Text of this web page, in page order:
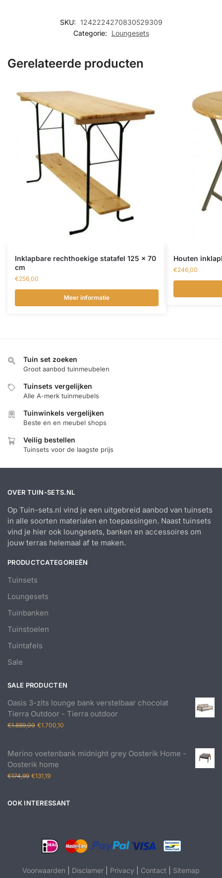
SKU: 1242224270830529309
Categorie:
Loungesets
Gerelateerde producten
Inklapbare rechthoekige statafel 125 x 70
cm
€256,00
Meer informatie
Houten
€246,00
Tuin set zoeken
Groot aanbod tuinmeubelen
Tuinsets vergelijken
Alle A-merk tuinmeubels
Tuinwinkels vergelijken
Beste en en meubel shops
Veilig bestellen
Tuinsets voor de laagste prijs
OVER TUIN-SETS.NL
Op Tuin-sets.nl vind je een uitgebreid aanbod van tuinsets
in alle soorten materialen en toepassingen. Naast tuinsets
vind je hier ook loungesets, banken en accessoires om
jouw terras helemaal af te maken.
PRODUCTCATEGORIEËN
Tuinsets
Loungesets
Tuinbanken
Tuinstoelen
Tuintafels
Sale
SALE PRODUCTEN
Oasis 3-zits lounge bank verstelbaar chocolat
Tierra Outdoor - Tierra outdoor
€1.889,00 Oorspronkelijke
€1.889,00.
€1.700,10
€1.700,10.
Merino voetenbank midnight grey Oosterik Home -
Oosterik home
€174,99 Oorspronkelijke
€174,99.
€131,19Huidige
€131,19.
OOK INTERESSANT
Voorwaarden Disclamer Privacy Contact Sitemap